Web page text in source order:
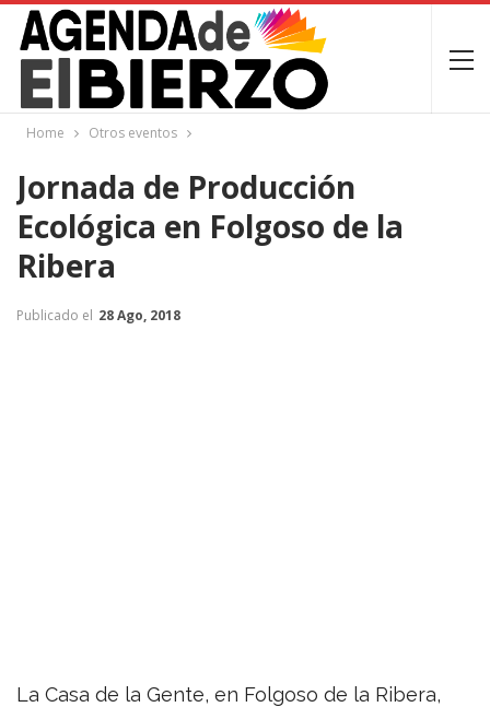
Home Otros eventos
Jornada de Producción
Ecológica en Folgoso de la
Ribera
Publicado el 28 Ago, 2018
La Casa de la Gente, en Folgoso de la Ribera,